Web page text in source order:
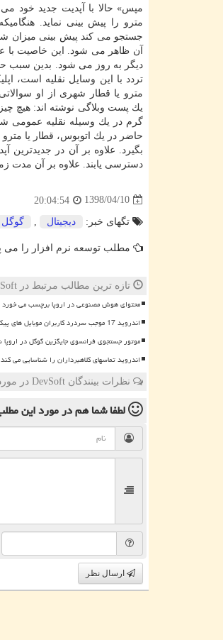
مپس» حالا با آپدیت جدید خود
مترو را پیش بینی نماید.
جستجو می كند پیش بینی میزان
آن ظاهر می شود. این خاصیت با
دیگر به روز می شود. بدین سبب
تردد با این وسایل نقلیه است،
مترو یا قطار شهری از او
یك پست وبلاگی نوشته اند: هیچ
گرم در یك وسیله نقلیه عمومی
حاضر در یك اتوبوس، قطار یا
بگیرد. علاوه بر آن در جدیدترین
دسترسی یابند. علاوه بر آن مدت
1398/04/10
20:04:54
تگهای خبر: دیجیتال گوگل
مطلب توسعه نرم افزار را می
تازه ترین مطالب مرتبط در DevSoft
محتوای هوش مصنوعی در اروپا برچسب می خورد
اندروید 17 موجب سردرد کاربران موبایل های پیکسل شد
موتور جستجوی فرانسوی جایگزین گوگل در اروپا
اندروید تماسهای کلاهبرداران را شناسایی می کند
نظرات بینندگان DevSoft در مورد این مطلب
لطفا شما همدر مورد این
ارسال نظر